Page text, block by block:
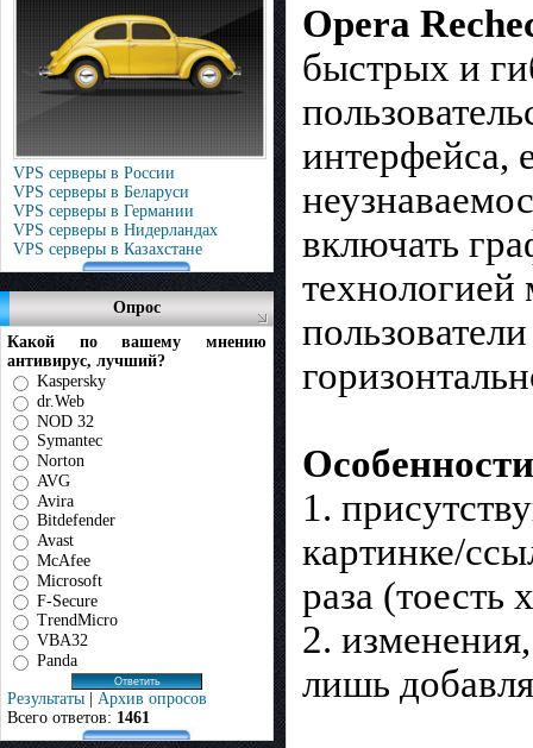
VPS серверы в России
VPS серверы в Беларуси
VPS серверы в Германии
VPS серверы в Нидерландах
VPS серверы в Казахстане
Опрос
Какой по вашему мнению
антивирус, лучший?
Kaspersky
dr.Web
NOD 32
Symantec
Norton
AVG
Avira
Bitdefender
Avast
McAfee
Microsoft
F-Secure
TrendMicro
VBA32
Panda
Результаты | Архив опросов
Всего ответов: 1461
Opera
быстрых и
интерфейса,
включать
технологией
1.
картинке/
раза (тоесть
2.
лишь